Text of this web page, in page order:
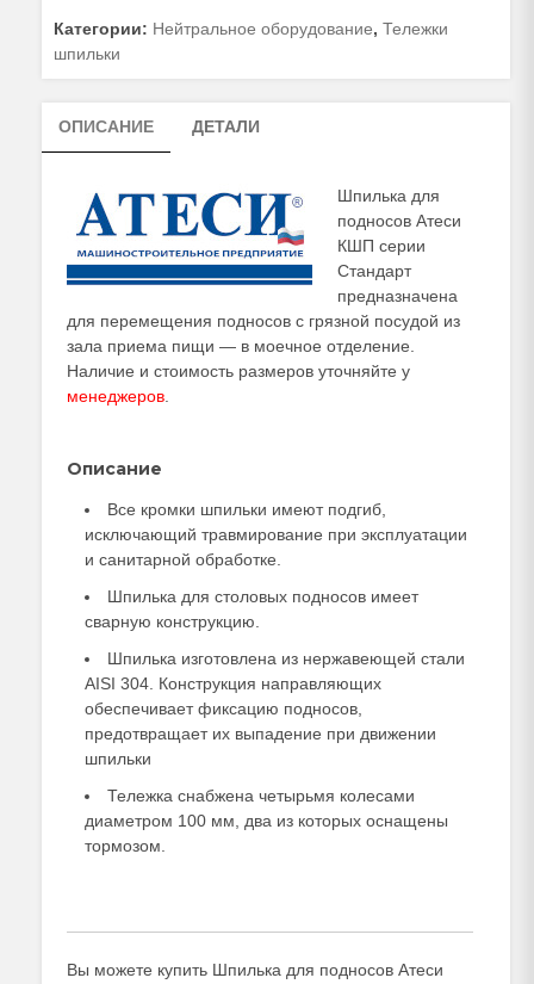
подносов
Атеси
Категории: Нейтральное оборудование, Тележки
шпильки
ОПИСАНИЕ ДЕТАЛИ
Шпилька для
подносов Атеси
КШП серии
Стандарт
предназначена
для перемещения подносов с грязной посудой из
зала приема пищи — в моечное отделение.
Наличие и стоимость размеров уточняйте у
менеджеров
Описание
Все кромки шпильки имеют подгиб,
исключающий травмирование при эксплуатации
и санитарной обработке.
Шпилька для столовых подносов имеет
сварную конструкцию.
Шпилька изготовлена из нержавеющей стали
AISI 304. Конструкция направляющих
обеспечивает фиксацию подносов,
предотвращает их выпадение при движении
шпильки
Тележка снабжена четырьмя колесами
диаметром 100 мм, два из которых оснащены
тормозом.
Вы можете купить Шпилька для подносов Атеси